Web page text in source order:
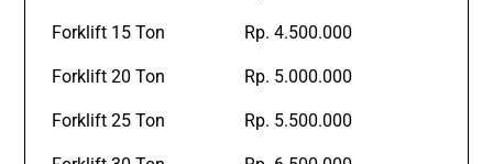
Forklift 15 Ton Rp. 4.500.000
Forklift 20 Ton Rp. 5.000.000
Forklift 25 Ton Rp. 5.500.000